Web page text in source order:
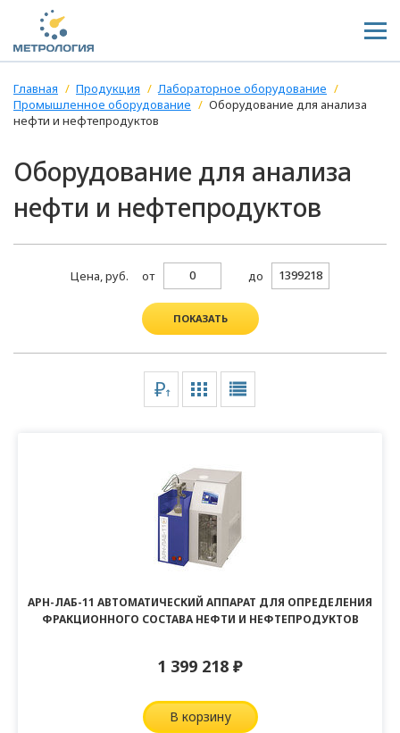
Главная Продукция
Лабораторное оборудование
Промышленное оборудование
Оборудование для анализа
нефти и нефтепродуктов
Оборудование для анализа
нефти и нефтепродуктов
Цена, руб. от до
ПОКАЗАТЬ
АРН-ЛАБ-11 АВТОМАТИЧЕСКИЙ АППАРАТ ДЛЯ ОПРЕДЕЛЕНИЯ
ФРАКЦИОННОГО СОСТАВА НЕФТИ И НЕФТЕПРОДУКТОВ
1 399 218 ₽
в корзину